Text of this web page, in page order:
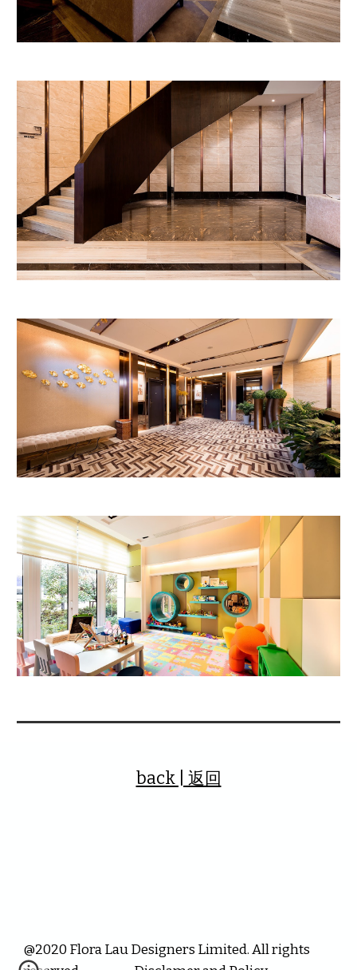
back | 返回
@2020 Flora Lau Designers Limited. All rights